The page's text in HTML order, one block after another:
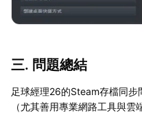
三. 問題總結
足球經理26的Steam存檔同
（尤其善用專業網路工具與